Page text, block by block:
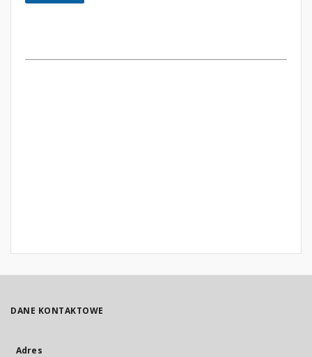
DANE KONTAKTOWE
Adres